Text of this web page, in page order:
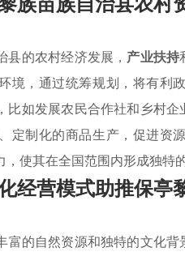
的农村经济发展， 产业扶持
境，通过统筹规划，将有利
比如发展农民合作社和乡村
定制化的商品生产，促进资
，使其在全国范围内形成独特
经营模式助推保亭
富的自然资源和独特的文化背